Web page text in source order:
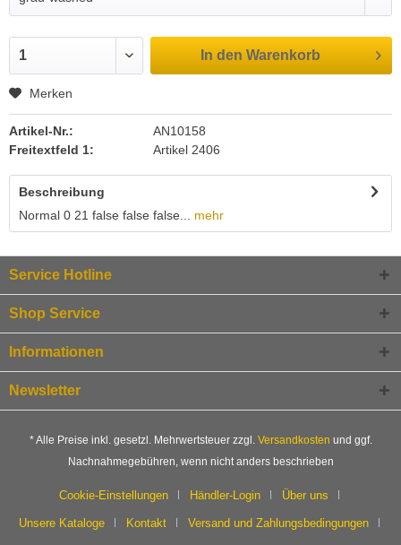
In den Warenkorb
Merken
Artikel-Nr.:
AN10158
Freitextfeld 1:
Artikel 2406
Beschreibung
Normal 0 21 false false false...
mehr
Service Hotline
Shop Service
Informationen
Newsletter
* Alle Preise inkl. gesetzl. Mehrwertsteuer zzgl. Versandkosten und ggf.
Nachnahmegebühren, wenn nicht anders beschrieben
Cookie-Einstellungen Händler-Login Über uns
Unsere Kataloge Kontakt Versand und Zahlungsbedingungen